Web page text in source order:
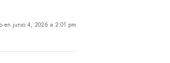
en junio 4, 2026 a 2:01 pm